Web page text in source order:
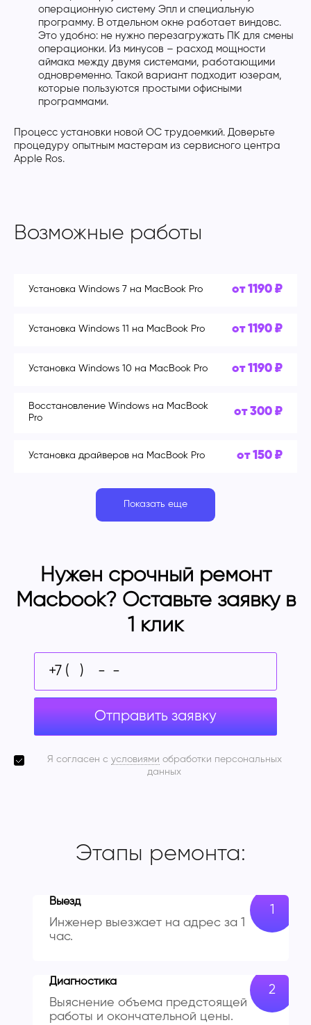
операционную систему Эпл и специальную
программу. В отдельном окне работает виндовс.
Это удобно: не нужно перезагружать ПК для смены
операционки. Из минусов – расход мощности
аймака между двумя системами, работающими
одновременно. Такой вариант подходит юзерам,
которые пользуются простыми офисными
программами.
Процесс установки новой ОС трудоемкий. Доверьте
процедуру опытным мастерам из сервисного центра
Apple Ros.
Возможные работы
Установка Windows 7 на MacBook Pro от 1190 ₽
Установка Windows 11 на MacBook Pro от 1190 ₽
Установка Windows 10 на MacBook Pro от 1190 ₽
Восстановление Windows на MacBook
Pro
от 300 ₽
Установка драйверов на MacBook Pro от 150 ₽
Показать еще
Нужен срочный ремонт
Macbook? Оставьте заявку в
1 клик
Отправить заявку
Я согласен с условиями обработки персональных
данных
Этапы ремонта:
Выезд
Инженер выезжает на адрес за 1
час.
Диагностика
Выяснение объема предстоящей
работы и окончательной цены.